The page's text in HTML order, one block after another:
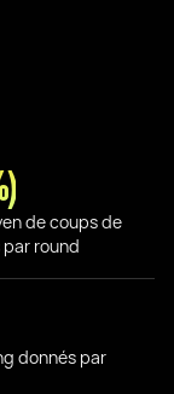
de coups de
round
donnés par